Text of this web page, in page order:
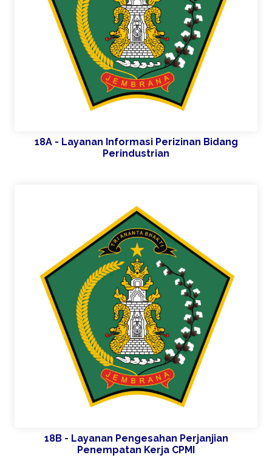
18A - Layanan Informasi Perizinan Bidang
Perindustrian
18B - Layanan Pengesahan Perjanjian
Penempatan Kerja CPMI